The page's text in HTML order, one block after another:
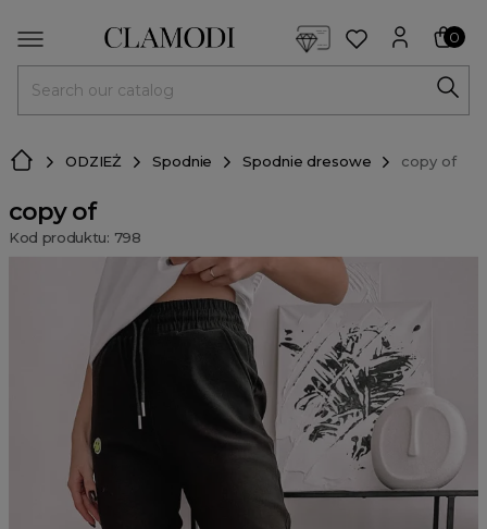
0
ODZIEŻ Spodnie Spodnie dresowe copy of
copy of
Kod produktu: 798